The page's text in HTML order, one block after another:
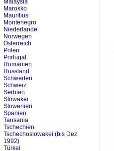
Malaysia
Marokko
Mauritius
Montenegro
Niederlande
Norwegen
Österreich
Polen
Portugal
Rumänien
Russland
Schweden
Schweiz
Serbien
Slowakei
Slowenien
Spanien
Tansania
Tschechien
Tschechoslowakei (bis Dez.
1992)
Türkei